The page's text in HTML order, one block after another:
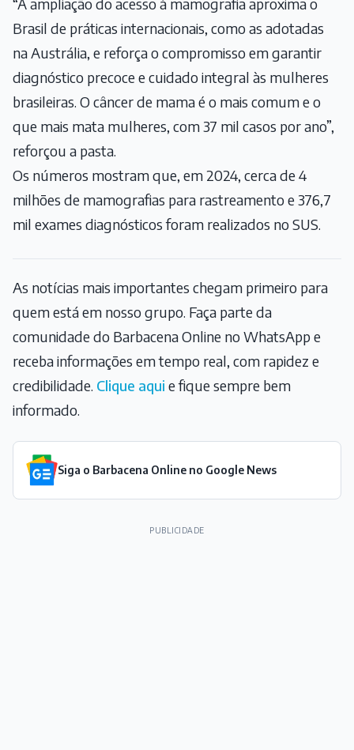
“A ampliação do acesso à mamografia aproxima o
Brasil de práticas internacionais, como as adotadas
na Austrália, e reforça o compromisso em garantir
diagnóstico precoce e cuidado integral às mulheres
brasileiras. O câncer de mama é o mais comum e o
que mais mata mulheres, com 37 mil casos por ano”,
reforçou a pasta.
Os números mostram que, em 2024, cerca de 4
milhões de mamografias para rastreamento e 376,7
mil exames diagnósticos foram realizados no SUS.
As notícias mais importantes chegam primeiro para
quem está em nosso grupo. Faça parte da
comunidade do Barbacena Online no WhatsApp e
receba informações em tempo real, com rapidez e
credibilidade. Clique aqui e fique sempre bem
informado.
Siga o Barbacena Online no Google News
PUBLICIDADE